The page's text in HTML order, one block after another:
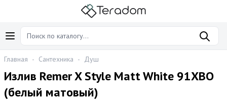
Главная - Сантехника - Душ
Излив Remer X Style Matt White 91XBO
(белый матовый)